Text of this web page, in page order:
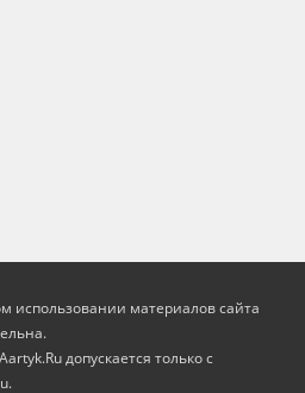
использовании материалов сайта
допускается только с